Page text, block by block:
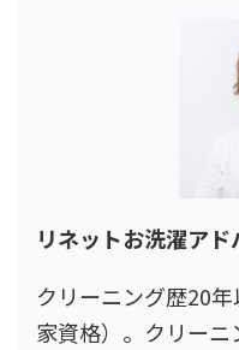
リネットお洗濯ア
クリーニング歴20
家資格）。クリーニ